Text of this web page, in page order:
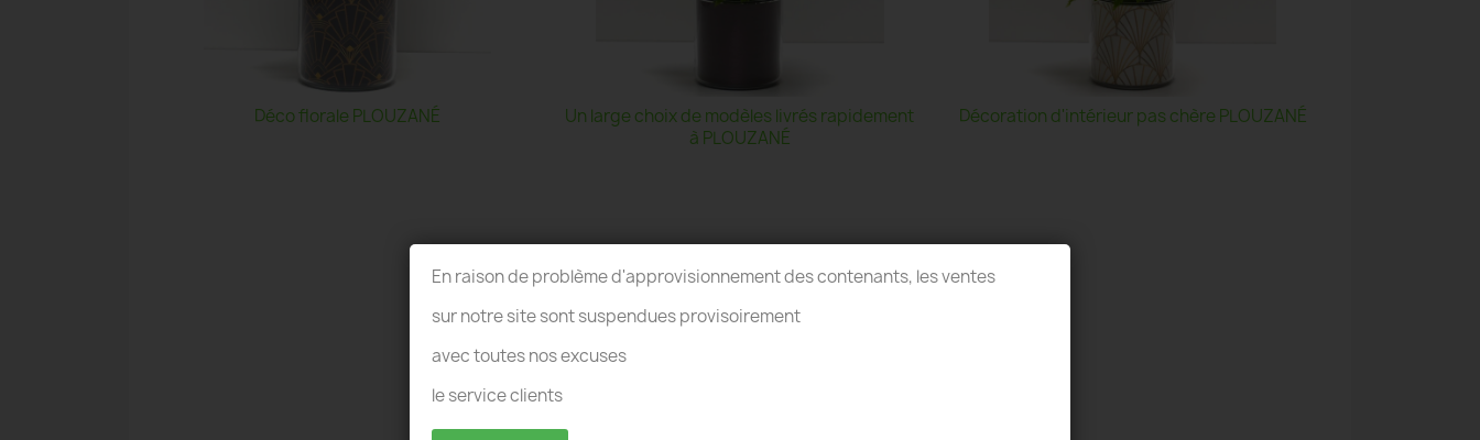
Déco florale PLOUZANÉ
Un large choix de modèles livrés rapidement
à PLOUZANÉ
Décoration d'intérieur pas chère PLOUZANÉ
En raison de problème d'approvisionnement des contenants, les ventes
sur notre site sont suspendues provisoirement
avec toutes nos excuses
le service clients